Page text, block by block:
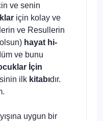
ve senin
için kolay ve
ve Resullerin
hayat hi­
ve bunu
İçin
ilk kitabı­dır.
uygun bir